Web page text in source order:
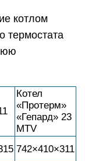
котлом
термостата
Котел
«Протерм»
«Гепард» 23
MTV
742×410×311